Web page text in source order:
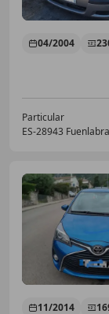
04/2004
Particular
ES-28943
11/2014